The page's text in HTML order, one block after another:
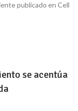
publicado en Cell
se acentúa